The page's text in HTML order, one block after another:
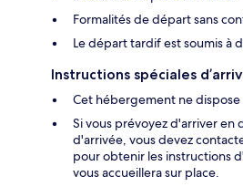
Formalités de départ sans
Le départ tardif est soumis à
Instructions spéciales
Cet hébergement ne
Si vous prévoyez d'arriver en
d'arrivée, vous devez
pour obtenir les instructions
vous accueillera sur place.